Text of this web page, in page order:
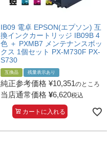
IB09 電卓 EPSON(エプソン) 互
換インクカートリッジ IB09B 4
色 ＋ PXMB7 メンテナンスボッ
クス 1個セット PX-M730F PX-
S730
互換品 残量表示あり
純正参考価格 ¥10,351のところ
当店通常価格 ¥6,620税込
カートに入れる